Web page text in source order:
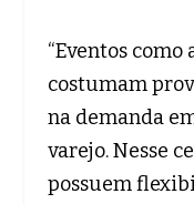
“Eventos como
costumam
na demanda
varejo. Nesse
possuem